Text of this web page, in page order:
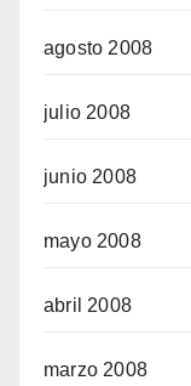
agosto 2008
julio 2008
junio 2008
mayo 2008
abril 2008
marzo 2008